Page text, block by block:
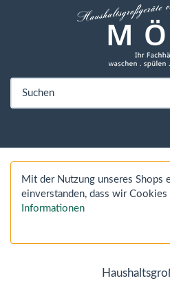
Mit der Nutzung unseres Shops
einverstanden, dass wir
Informationen